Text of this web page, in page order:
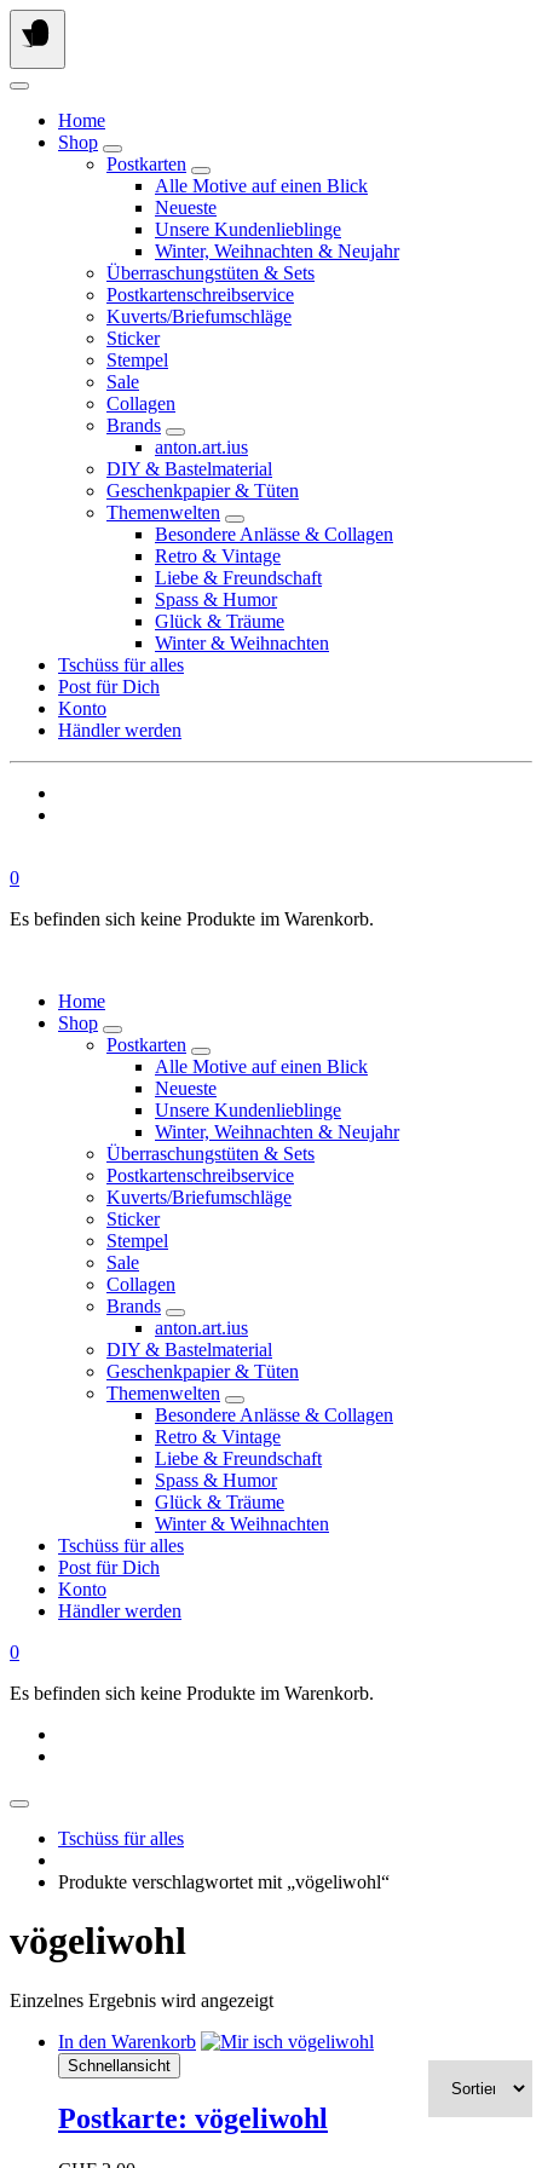
Springe
zum
Inhalt
Home
Shop
Postkarten
Alle Motive auf einen Blick
Neueste
Unsere Kundenlieblinge
Winter, Weihnachten & Neujahr
Überraschungstüten & Sets
Postkartenschreibservice
Kuverts/Briefumschläge
Sticker
Stempel
Sale
Collagen
Brands
anton.art.ius
DIY & Bastelmaterial
Geschenkpapier & Tüten
Themenwelten
Besondere Anlässe & Collagen
Retro & Vintage
Liebe & Freundschaft
Spass & Humor
Glück & Träume
Winter & Weihnachten
Tschüss für alles
Post für Dich
Konto
Händler werden
0
Es befinden sich keine Produkte im Warenkorb.
Home
Shop
Postkarten
Alle Motive auf einen Blick
Neueste
Unsere Kundenlieblinge
Winter, Weihnachten & Neujahr
Überraschungstüten & Sets
Postkartenschreibservice
Kuverts/Briefumschläge
Sticker
Stempel
Sale
Collagen
Brands
anton.art.ius
DIY & Bastelmaterial
Geschenkpapier & Tüten
Themenwelten
Besondere Anlässe & Collagen
Retro & Vintage
Liebe & Freundschaft
Spass & Humor
Glück & Träume
Winter & Weihnachten
Tschüss für alles
Post für Dich
Konto
Händler werden
0
Es befinden sich keine Produkte im Warenkorb.
Tschüss für alles
Produkte verschlagwortet mit „vögeliwohl“
vögeliwohl
Einzelnes Ergebnis wird angezeigt
In den Warenkorb
Schnellansicht
Postkarte: vögeliwohl